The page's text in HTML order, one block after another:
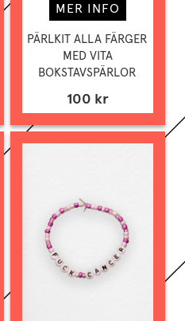
MER INFO
PÄRLKIT ALLA FÄRGER
MED VITA
BOKSTAVSPÄRLOR
100 kr